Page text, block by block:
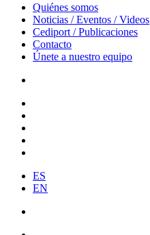
Quiénes somos
Noticias / Eventos / Videos
Cediport / Publicaciones
Contacto
Únete a nuestro equipo
ES
EN